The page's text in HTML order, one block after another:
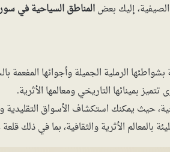
إليك بعضالمناطق السياحية في
الرملية الجميلة وأجوائها المفعمة
بمينائها التاريخي ومعالمها الأثرية.
حيث يمكنك استكشاف الأسواق التقليدية
بالمعالم الأثرية والثقافية، بما في ذلك